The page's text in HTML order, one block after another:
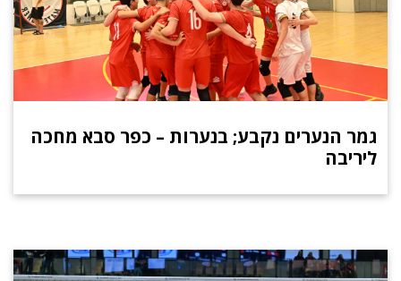
גמר הנערים נקבע; בנערות – כפר סבא מחכה
ליריבה